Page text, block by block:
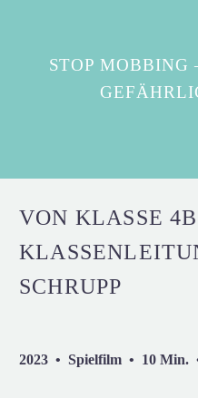
STOP
VON KLASSE
SCHRUPP
2023 • Spielfilm • 10 Min.